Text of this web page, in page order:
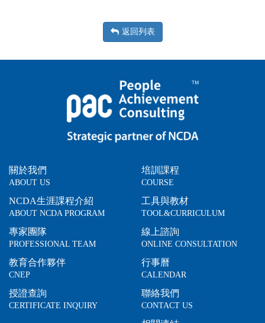
返回列表
關於我們
ABOUT US
NCDA生涯課程介紹
ABOUT NCDA PROGRAM
專家團隊
PROFESSIONAL TEAM
教育合作夥伴
CNEP
授證查詢
CERTIFICATE INQUIRY
培訓課程
COURSE
工具與教材
TOOL&CURRICULUM
線上諮詢
ONLINE CONSULTATION
行事曆
CALENDAR
聯絡我們
CONTACT US